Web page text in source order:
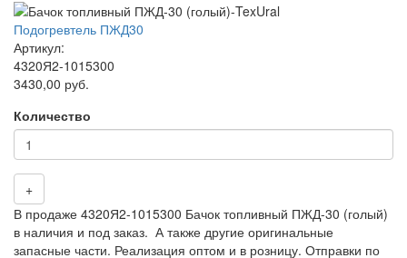
Подогревтель ПЖД30
Артикул:
4320Я2-1015300
3430,00 руб.
Количество
+
В продаже 4320Я2-1015300 Бачок топливный ПЖД-30 (голый)
в наличия и под заказ. А также другие оригинальные
запасные части. Реализация оптом и в розницу. Отправки по